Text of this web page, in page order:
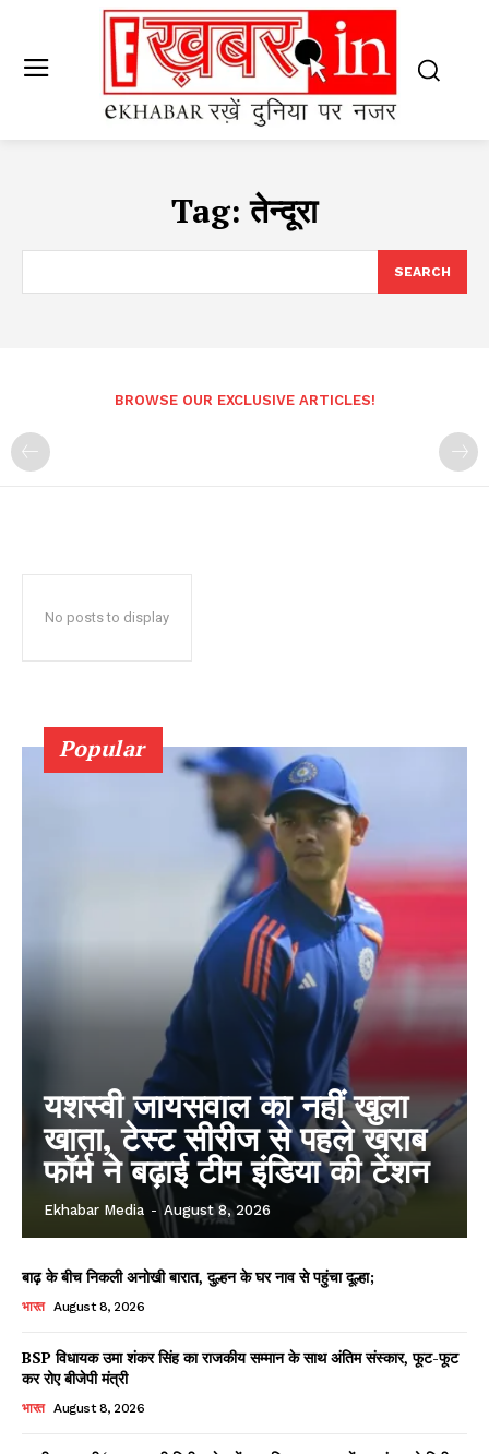
Tag:तेन्दूरा
SEARCH
BROWSE OUR EXCLUSIVE ARTICLES!
No posts to display
Popular
यशस्वी जायसवाल का नहीं खुला
खाता, टेस्ट सीरीज से पहले खराब
फॉर्म ने बढ़ाई टीम इंडिया की टेंशन
Ekhabar Media - August 8, 2026
बाढ़ के बीच निकली अनोखी बारात, दुल्हन के घर नाव से पहुंचा दूल्हा;
भारत August 8, 2026
BSP विधायक उमा शंकर सिंह का राजकीय सम्मान के साथ अंतिम संस्कार, फूट-फूट
कर रोए बीजेपी मंत्री
भारत August 8, 2026